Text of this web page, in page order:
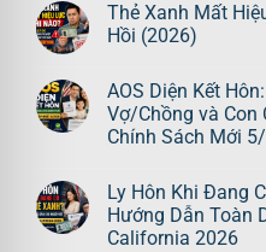
Thẻ Xanh Mất
Hồi (2026)
AOS Diện Kết
Vợ/Chồng và Con
Chính Sách Mới
Ly Hôn Khi Đang
Hướng Dẫn Toàn
California 2026